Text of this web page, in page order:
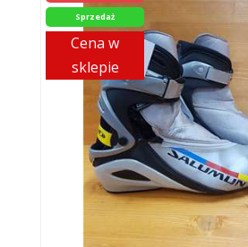
Sprzedaż
Cena w
sklepie